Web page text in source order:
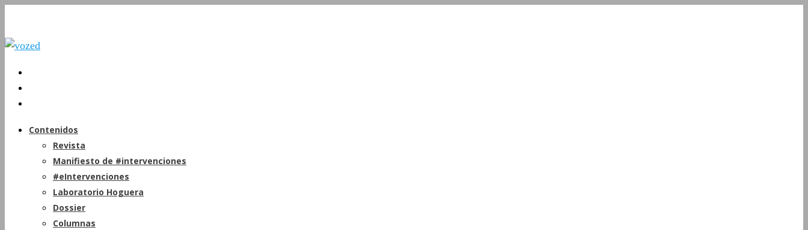
Contenidos
Revista
Manifiesto de #intervenciones
#eIntervenciones
Laboratorio Hoguera
Dossier
Columnas